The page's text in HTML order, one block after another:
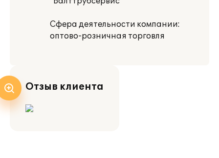
Сфера деятельности компании:
оптово-розничная торговля
Отзыв клиента